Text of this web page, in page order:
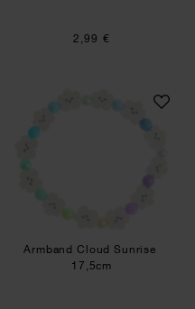
2,99 €
Armband Cloud
Armband Cloud Sunrise
17,5cm